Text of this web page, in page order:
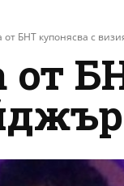
БНТ купонясва с
от